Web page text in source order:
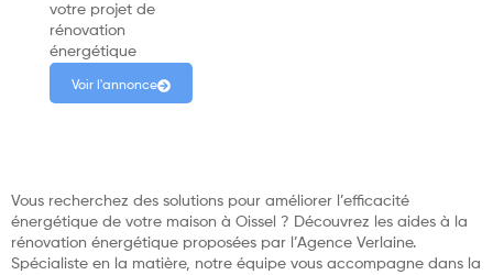
votre projet de
rénovation
énergétique
Voir l'annonce
Vous recherchez des solutions pour améliorer l’efficacité
énergétique de votre maison à Oissel ? Découvrez les aides à la
rénovation énergétique proposées par l’Agence Verlaine.
Spécialiste en la matière, notre équipe vous accompagne dans la